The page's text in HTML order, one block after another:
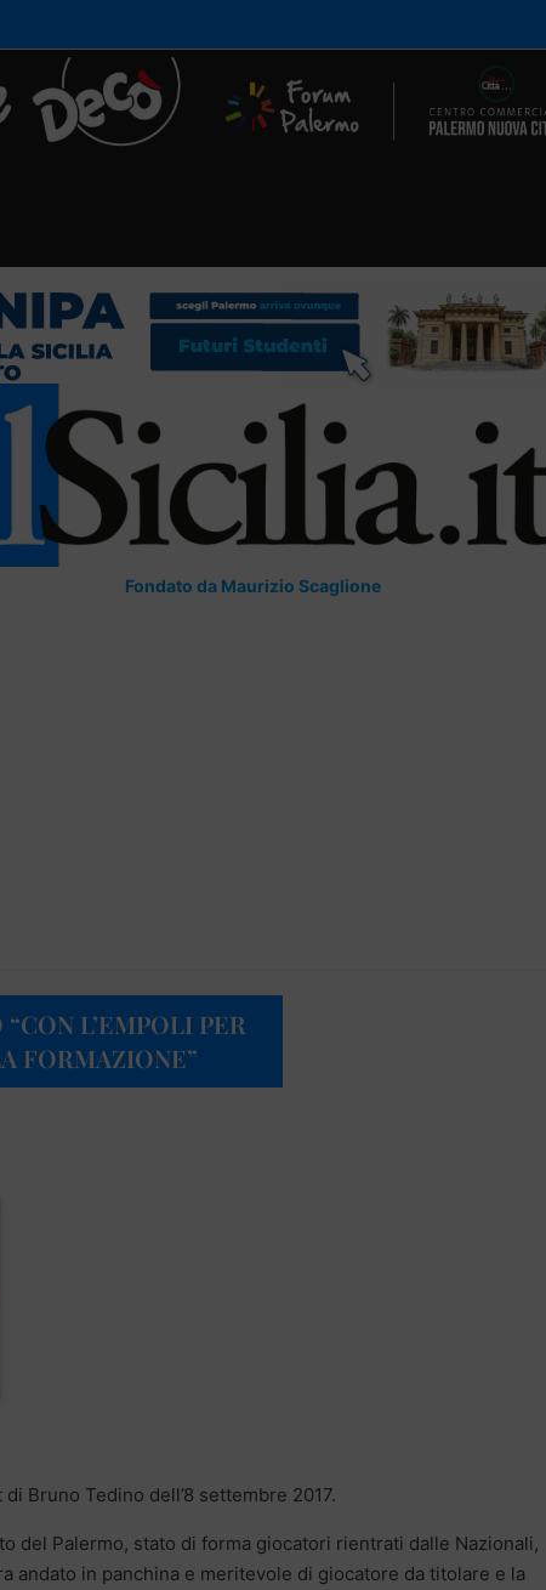
Fondato da Maurizio Scaglione
L’EMPOLI PER
FORMAZIONE”
Bruno Tedino dell’8 settembre 2017.
del Palermo, stato di forma giocatori rientrati dalle Nazionali,
andato in panchina e meritevole di giocatore da titolare e la